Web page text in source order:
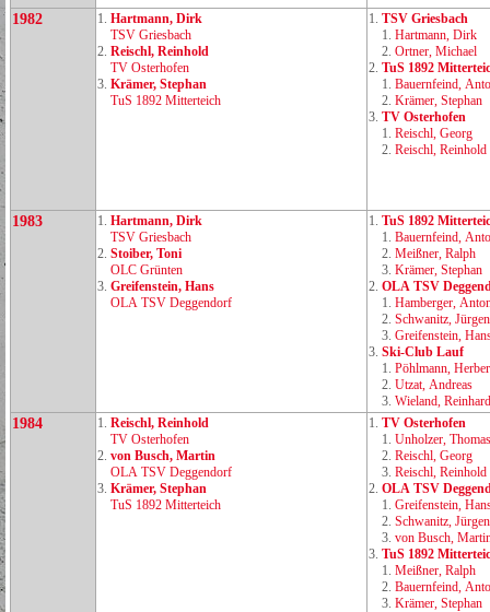
1982 1. Hartmann, Dirk
TSV Griesbach
2. Reischl, Reinhold
TV Osterhofen
3. Krämer, Stephan
TuS 1892 Mitterteich
1. TSV Griesbach
1. Hartmann, Dirk
2. Ortner, Michael
2. TuS 1892
1. Bauernfeind,
2. Krämer, Stephan
3. TV Osterhofen
1. Reischl, Georg
2. Reischl, Reinhold
1983 1. Hartmann, Dirk
TSV Griesbach
2. Stoiber, Toni
OLC Grünten
3. Greifenstein, Hans
OLA TSV Deggendorf
1. TuS 1892
1. Bauernfeind,
2. Meißner, Ralph
3. Krämer, Stephan
2. OLA TSV
1. Hamberger,
2. Schwanitz, Jürgen
3. Greifenstein,
3. Ski‑Club Lauf
1. Pöhlmann,
2. Utzat, Andreas
3. Wieland, Reinhard
1984 1. Reischl, Reinhold
TV Osterhofen
2. von Busch, Martin
OLA TSV Deggendorf
3. Krämer, Stephan
TuS 1892 Mitterteich
1. TV Osterhofen
1. Unholzer, Thomas
2. Reischl, Georg
3. Reischl, Reinhold
2. OLA TSV
1. Greifenstein,
2. Schwanitz, Jürgen
3. von Busch,
3. TuS 1892
1. Meißner, Ralph
2. Bauernfeind,
3. Krämer, Stephan